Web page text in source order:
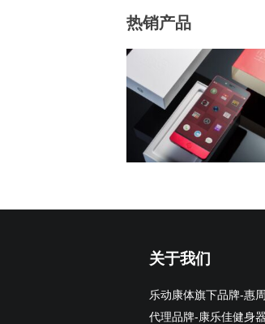
热销产品
关于我们
乐动康体旗下品牌-惠
代理品牌-康乐佳健身